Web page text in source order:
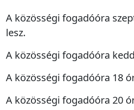
A közösségi fogadóóra
lesz.
A közösségi fogadóóra
A közösségi fogadóóra 18
A közösségi fogadóóra 20